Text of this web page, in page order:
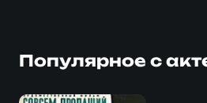
Популярное с